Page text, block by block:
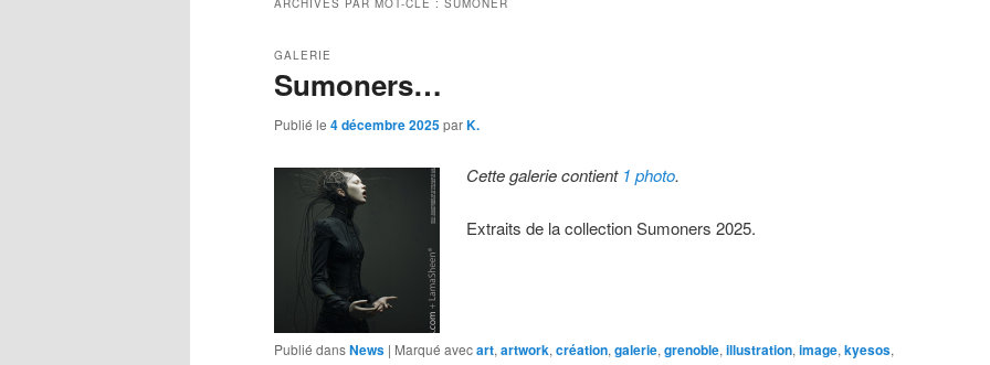
ARCHIVES PAR MOT-CLÉ : SUMONER
Sumoners…
GALERIE
Publié le 4 décembre 2025parK.
Cette galerie contient 1 photo.
Extraits de la collection Sumoners 2025.
Publié dansNews | Marqué avecart, artwork, création, galerie, grenoble, illustration, image, kyesos,